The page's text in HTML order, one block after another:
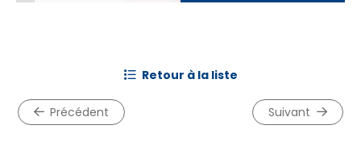
précédent
retour à la liste
suivant